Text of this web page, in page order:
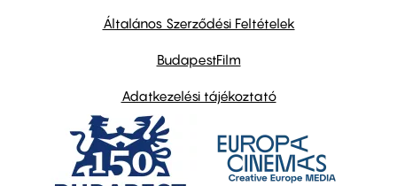
Általános Szerződési Feltételek
BudapestFilm
Adatkezelési tájékoztató